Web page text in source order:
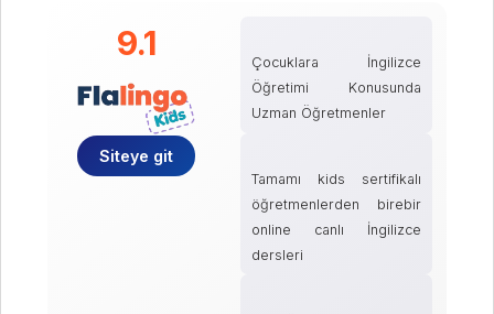
9.1
Siteye git
Çocuklara İngilizce
Öğretimi Konusunda
Uzman Öğretmenler
Tamamı kids sertifikalı
öğretmenlerden birebir
online canlı İngilizce
dersleri